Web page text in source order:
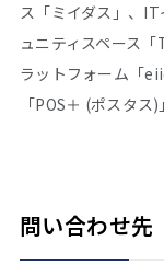
ス「ミイダス」、
ュニティスペース
ラットフォーム「
「POS＋ (ポスタ
問い合わせ先